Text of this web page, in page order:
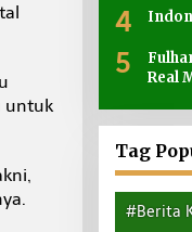
untuk
4
5
Real
Tag
#Berita